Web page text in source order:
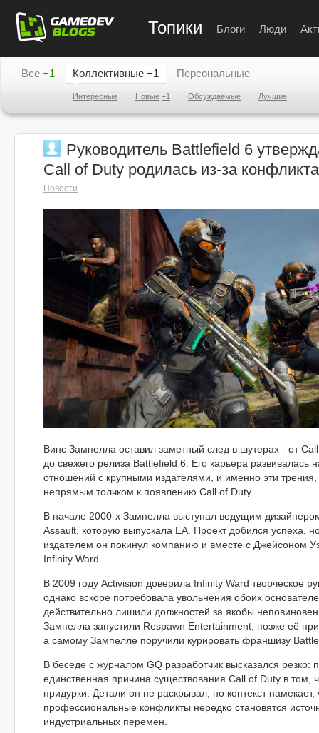
Топики Блоги Люди
Все +1 Коллективные +1
Интересные Новые +1 Обсуждаемые Лучшие
Персональные
Руководитель Battlefield 6
Call of Duty родилась из-за
Новости
Винс Зампелла оставил заметный след в шутерах - от
до свежего релиза Battlefield 6. Его карьера развивалась
отношений с крупными издателями, и именно эти трения,
непрямым толчком к появлению Call of Duty.
В начале 2000-х Зампелла выступал ведущим
Assault, которую выпускала EA. Проект добился успеха,
издателем он покинул компанию и вместе с Джейсоном
Infinity Ward.
В 2009 году Activision доверила Infinity Ward творческое
однако вскоре потребовала увольнения обоих
действительно лишили должностей за якобы
Зампелла запустили Respawn Entertainment, позже её
а самому Зампелле поручили курировать франшизу
В беседе с журналом GQ разработчик высказался резко:
единственная причина существования Call of Duty в том,
придурки. Детали он не раскрывал, но контекст
профессиональные конфликты нередко становятся
индустриальных перемен.